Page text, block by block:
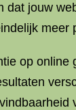
dat jouw
meer
op